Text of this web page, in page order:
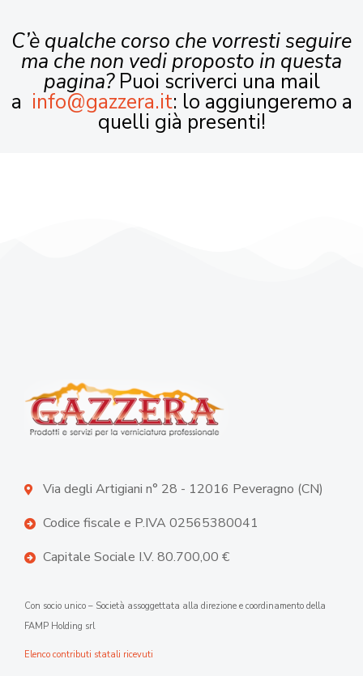
C’è qualche corso che vorresti seguire
ma che non vedi proposto in questa
pagina?Puoi scriverci una mail
a info@gazzera.it: lo aggiungeremo a
quelli già presenti!
Via degli Artigiani n° 28 - 12016 Peveragno (CN)
Codice fiscale e P.IVA 02565380041
Capitale Sociale I.V. 80.700,00 €
Con socio unico – Società assoggettata alla direzione e coordinamento della
FAMP Holding srl
Elenco contributi statali ricevuti